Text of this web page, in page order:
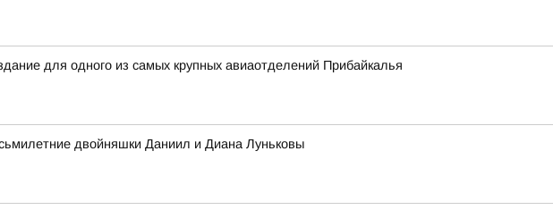
для одного из самых крупных авиаотделений Прибайкалья
двойняшки Даниил и Диана Луньковы